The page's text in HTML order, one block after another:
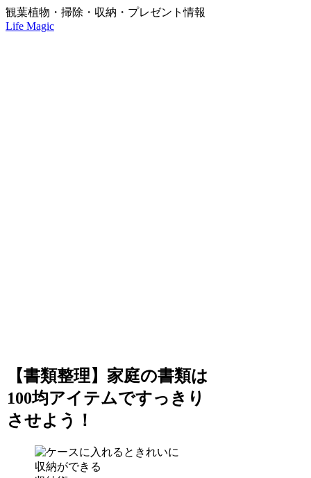
観葉植物・掃除・収納・プレゼント情報
Life Magic
【書類整理】家庭の書類は
100均アイテムですっきり
させよう！